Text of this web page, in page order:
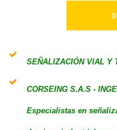
SEÑALIZACIÓN VIAL Y
CORSEING S.A.S -
Especialistas en